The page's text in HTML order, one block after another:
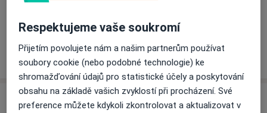
Detaily
Víceo adrese
Názory
Respektujeme vaše soukromí
Přijetím povolujete nám a našim partnerům používat
soubory cookie (nebo podobné technologie) ke
shromažďování údajů pro statistické účely a poskytování
obsahu na základě vašich zvyklostí při procházení. Své
preference můžete kdykoli zkontrolovat a aktualizovat v